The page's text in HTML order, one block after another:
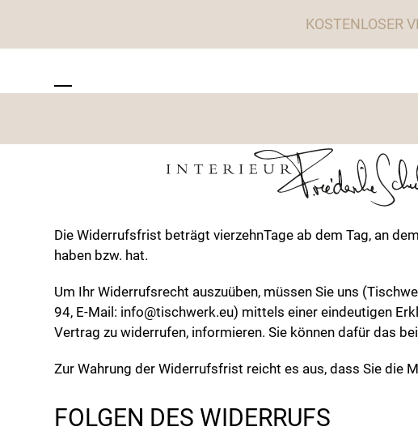
content
KOSTENLOSER
Die Widerrufsfrist beträgt vierzehnTage ab dem Tag, an
haben bzw. hat.
Um Ihr Widerrufsrecht auszuüben, müssen Sie uns
94, E-Mail: info@tischwerk.eu) mittels einer eindeutigen
Vertrag zu widerrufen, informieren. Sie können dafür das
Zur Wahrung der Widerrufsfrist reicht es aus, dass Sie die
FOLGEN DES WIDERRUFS